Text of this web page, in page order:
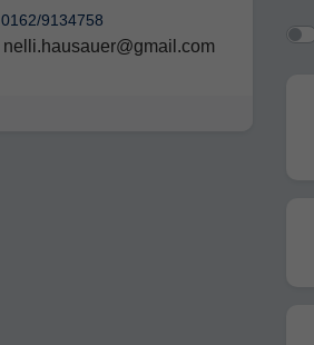
0162/9134758
nelli.hausauer@gmail.com